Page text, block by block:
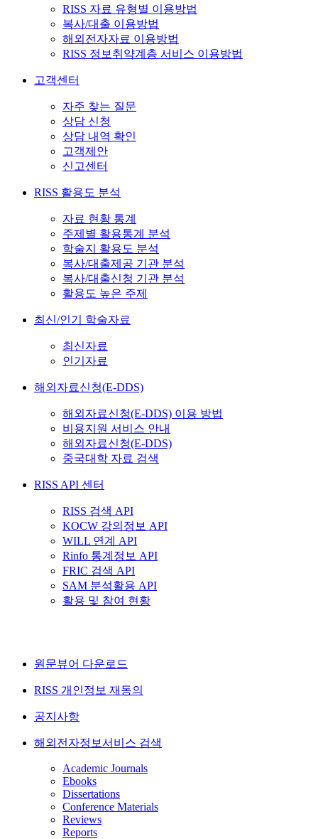
RISS 자료 유형별 이용방법
복사/대출 이용방법
해외전자자료 이용방법
RISS 정보취약계층 서비스 이용방법
고객센터
자주 찾는 질문
상담 신청
상담 내역 확인
고객제안
신고센터
RISS 활용도 분석
자료 현황 통계
주제별 활용통계 분석
학술지 활용도 분석
복사/대출제공 기관 분석
복사/대출신청 기관 분석
활용도 높은 주제
최신/인기 학술자료
최신자료
인기자료
해외자료신청(E-DDS)
해외자료신청(E-DDS) 이용 방법
비용지원 서비스 안내
해외자료신청(E-DDS)
중국대학 자료 검색
RISS API 센터
RISS 검색 API
KOCW 강의정보 API
WILL 연계 API
Rinfo 통계정보 API
FRIC 검색 API
SAM 분석활용 API
활용 및 참여 현황
원문뷰어 다운로드
RISS 개인정보 재동의
공지사항
해외전자정보서비스 검색
Academic Journals
Ebooks
Dissertations
Conference Materials
Reviews
Reports